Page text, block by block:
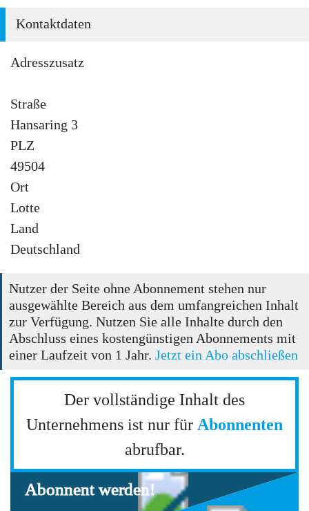
Kontaktdaten
Adresszusatz
Straße
Hansaring 3
PLZ
49504
Ort
Lotte
Land
Deutschland
Nutzer der Seite ohne Abonnement stehen nur
ausgewählte Bereich aus dem umfangreichen Inhalt
zur Verfügung. Nutzen Sie alle Inhalte durch den
Abschluss eines kostengünstigen Abonnements mit
einer Laufzeit von 1 Jahr. Jetzt ein Abo abschließen
Der vollständige Inhalt des
Unternehmens ist nur für Abonnenten
abrufbar.
Abonnent werden!